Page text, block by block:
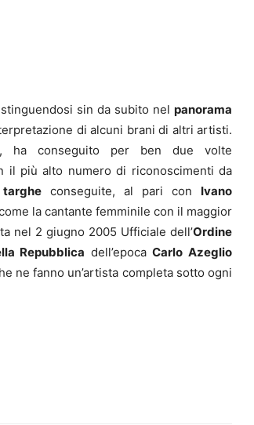
sin da subito nel panorama
di alcuni brani di altri artisti.
ha conseguito per ben due volte
più alto numero di riconoscimenti da
targhe conseguite, al pari con Ivano
la cantante femminile con il maggior
nel 2 giugno 2005 Ufficiale dell’Ordine
Repubblica dell’epocaCarlo Azeglio
ne fanno un’artista completa sotto ogni